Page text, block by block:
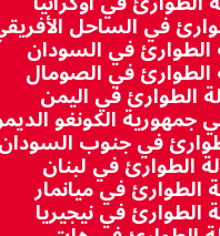
في الساحل
الطوارئ في السودان
الطوارئ في الصومال
الطوارئ في اليمن
جمهورية الكونغو
في جنوب
الطوارئ في لبنان
الطوارئ في ميانمار
الطوارئ في نيجيريا